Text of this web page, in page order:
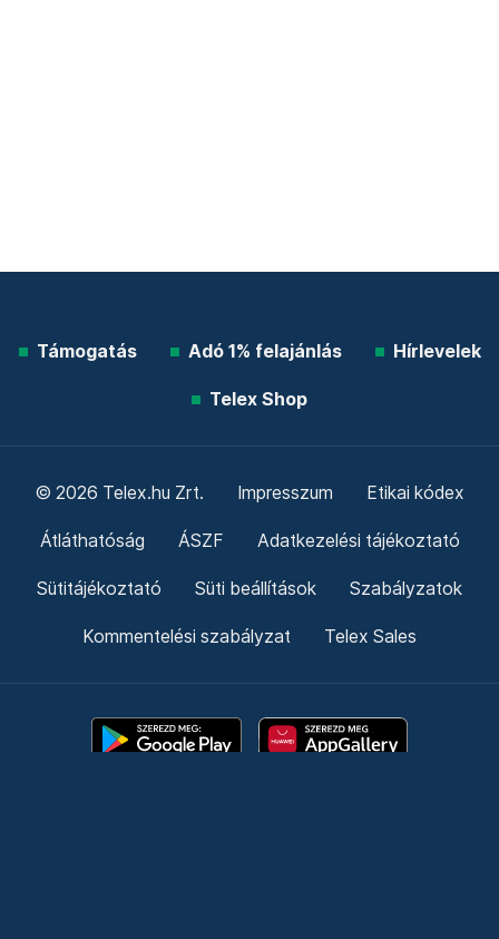
Támogatás Adó 1% felajánlás Hírlevelek
Telex Shop
© 2026 Telex.hu Zrt. Impresszum Etikai kódex
Átláthatóság ÁSZF Adatkezelési tájékoztató
Sütitájékoztató Süti beállítások Szabályzatok
Kommentelési szabályzat Telex Sales